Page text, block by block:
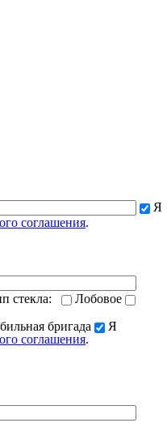
Я
соглашения.
стекла:
Лобовое
бригада
Я
соглашения.